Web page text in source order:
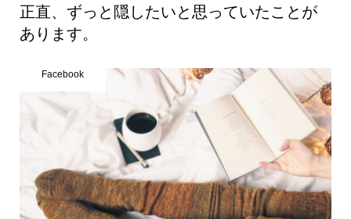
正直、ずっと隠したいと思っていたことが
あります。
Facebook